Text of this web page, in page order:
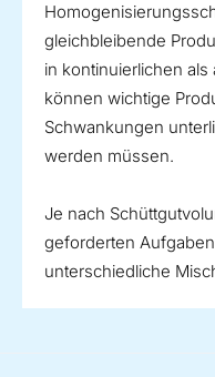
gleichbleibende
in kontinuierlichen
können wichtige
Schwankungen
werden müssen.
Je nach
geforderten
unterschiedliche